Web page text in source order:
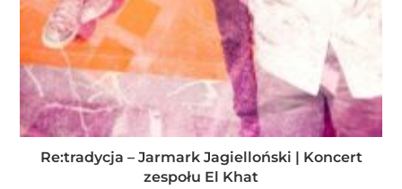
Re:tradycja – Jarmark Jagielloński | Koncert
zespołu El Khat